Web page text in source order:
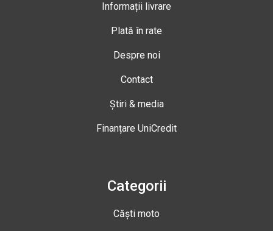
Informații livrare
Plată în rate
Despre noi
Contact
Știri & media
Finanțare UniCredit
Categorii
Căști moto